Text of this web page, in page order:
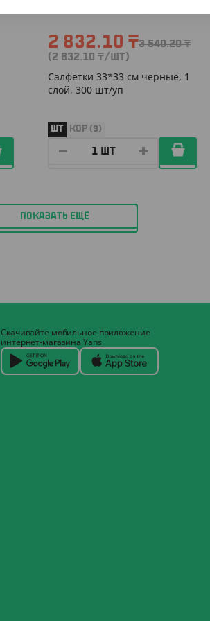
2 832.10 ₸3 540.20₸
(2 832.10 ₸/ШТ)
Салфетки 33*33 см черные, 1
слой, 300 шт/уп
ШТ КОР (9)
ПОКАЗАТЬ ЕЩЁ
Скачивайте мобильное приложение
интернет-магазина Yans